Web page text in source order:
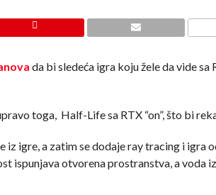
da bi sledeća igra koju žele da vide
toga, Half-Life sa RTX “on”, što bi
iz igre, a zatim se dodaje ray tracing i igra
ispunjava otvorena prostranstva, a voda